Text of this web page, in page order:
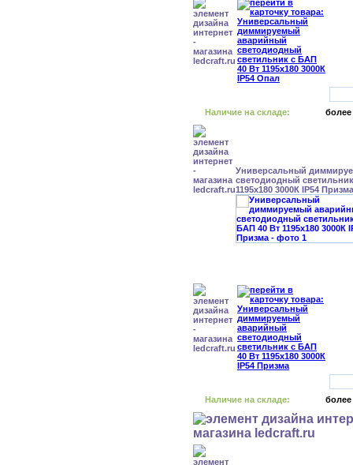
Наличие на складе: более
Универсальный
светодиодный
1195x180 3000К IP54 Призма
Наличие на складе: более